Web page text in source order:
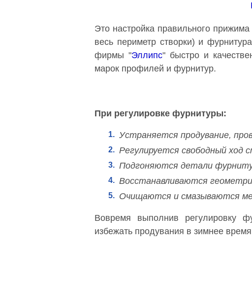
Это настройка правильного
весь периметр створки) и
фирмы "Эллипс" быстро и
марок профилей и фурнитур.
При регулировке фурнитуры:
1. Устраняется продувание,
2. Регулируется свободный ход
3. Подгоняются детали
4. Восстанавливаются
5. Очищаются и смазываются
​Вовремя выполнив регулировку
избежать продувания в зимнее